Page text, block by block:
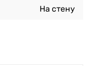
На стену